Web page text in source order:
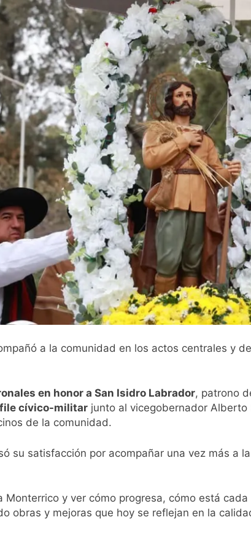
a la comunidad en los actos centrales y
en honor a San Isidro Labrador, patrono
cívico-militar junto al vicegobernador
de la comunidad.
su satisfacción por acompañar una vez más
Monterrico y ver cómo progresa, cómo está
obras y mejoras que hoy se reflejan en la